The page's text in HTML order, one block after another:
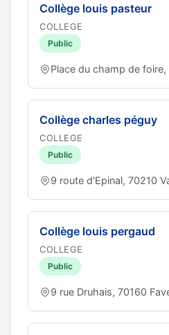
Collège louis pasteur
COLLEGE
Public
Place du champ de
Collège charles péguy
COLLEGE
Public
9 route d'Epinal, 70210
Collège louis pergaud
COLLEGE
Public
9 rue Druhais, 70160